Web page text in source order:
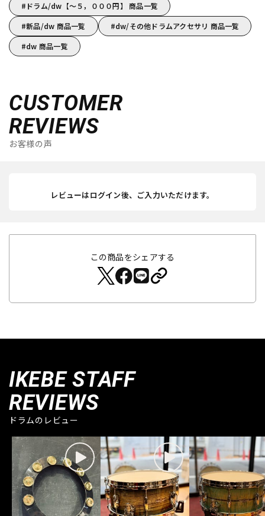
ドラム/dw【～５，０００円】 商品一覧
新品/dw 商品一覧
dw/その他ドラムアクセサリ 商品一覧
dw 商品一覧
CUSTOMER
REVIEWS
お客様の声
レビューはログイン後、ご入力いただけます。
この商品をシェアする
IKEBE STAFF
REVIEWS
ドラムのレビュー